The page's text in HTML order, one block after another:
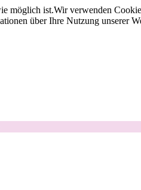
möglich ist.Wir verwenden
über Ihre Nutzung unserer